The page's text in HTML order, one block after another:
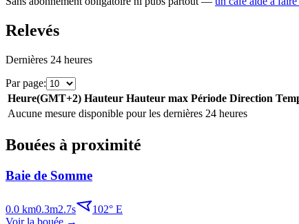
Relevés
Dernières 24 heures
Par page:
Heure(GMT+2) Hauteur Hauteur max Période Direction
Aucune mesure disponible pour les dernières 24 heures
Bouées à proximité
Baie de Somme
0.0 km0.3m2.7s 102° E
Voir la bouée →